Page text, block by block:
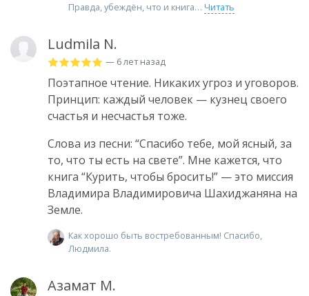
Правда, убеждён, что и книга
Читать
Ludmila N.
— 6 лет назад
Поэтапное чтение. Никаких угроз и уговоров.
Принцип: каждый человек — кузнец своего
счастья и несчастья тоже.
Слова из песни: “Спасибо тебе, мой ясный, за
то, что ты есть на свете”. Мне кажется, что
книга “Курить, чтобы бросить!” — это миссия
Владимира Владимировича Шахиджаняна на
Земле.
Как хорошо быть востребованным! Спасибо,
Людмила.
Азамат М.